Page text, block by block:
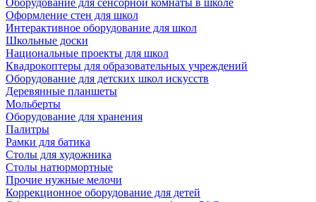
Оборудование для сенсорной комнаты в школе
Оформление стен для школ
Интерактивное оборудование для школ
Школьные доски
Национальные проекты для школ
Квадрокоптеры для образовательных учреждений
Оборудование для детских школ искусств
Деревянные планшеты
Мольберты
Оборудование для хранения
Палитры
Рамки для батика
Столы для художника
Столы натюрмортные
Прочие нужные мелочи
Коррекционное оборудование для детей